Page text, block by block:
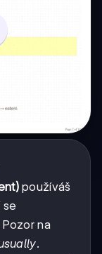
používáš
se
Pozor na
.